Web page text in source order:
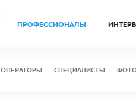
ПРОФЕССИОНАЛЫ
ОПЕРАТОРЫ СПЕЦИАЛИСТЫ